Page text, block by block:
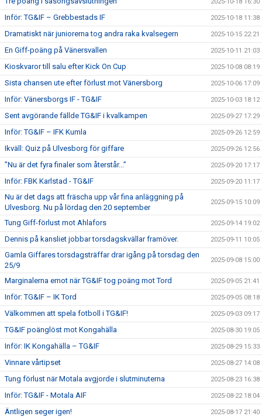
Inför: TG&IF – Grebbestads IF 2025-10-18 11:38
Dramatiskt när juniorerna tog andra raka kvalsegern 2025-10-15 22:21
En Giff-poäng på Vänersvallen 2025-10-11 21:03
Kioskvaror till salu efter Kick On Cup 2025-10-08 08:19
Sista chansen ute efter förlust mot Vänersborg 2025-10-06 17:09
Inför: Vänersborgs IF - TG&IF 2025-10-03 18:12
Sent avgörande fällde TG&IF i kvalkampen 2025-09-27 17:29
Inför: TG&IF – IFK Kumla 2025-09-26 12:59
Ikväll: Quiz på Ulvesborg för giffare 2025-09-26 12:56
”Nu är det fyra finaler som återstår...” 2025-09-20 17:17
Inför: FBK Karlstad - TG&IF 2025-09-20 11:17
Nu är det dags att fräscha upp vår fina anläggning på
Ulvesborg. Nu på lördag den 20 september
2025-09-15 10:09
Tung Giff-förlust mot Ahlafors 2025-09-14 19:02
Dennis på kansliet jobbar torsdagskvällar framöver. 2025-09-11 10:05
Gamla Giffares torsdagsträffar drar igång på torsdag den
25/9
2025-09-08 15:00
Marginalerna emot när TG&IF tog poäng mot Tord 2025-09-05 21:41
Inför: TG&IF – IK Tord 2025-09-05 08:18
Välkommen att spela fotboll i TG&IF! 2025-09-03 09:17
TG&IF poänglöst mot Kongahälla 2025-08-30 19:05
Inför: IK Kongahälla – TG&IF 2025-08-29 15:33
Vinnare vårtipset 2025-08-27 14:08
Tung förlust när Motala avgjorde i slutminuterna 2025-08-23 16:38
Inför: TG&IF - Motala AIF 2025-08-22 18:04
Äntligen seger igen! 2025-08-17 21:40